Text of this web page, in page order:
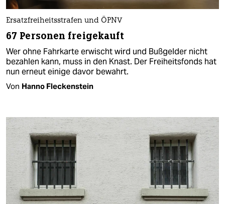
Ersatzfreiheitsstrafen und ÖPNV
67 Personen freigekauft
Wer ohne Fahrkarte erwischt wird und Bußgelder nicht
bezahlen kann, muss in den Knast. Der Freiheitsfonds hat
nun erneut einige davor bewahrt.
Von Hanno Fleckenstein